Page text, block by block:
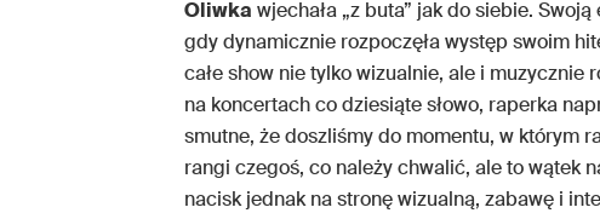
Oliwka wjechała „z buta” jak do siebie.
gdy dynamicznie rozpoczęła występ swoim
całe show nie tylko wizualnie, ale i
na koncertach co dziesiąte słowo, raperka
smutne, że doszliśmy do momentu, w którym
rangi czegoś, co należy chwalić, ale to wątek
nacisk jednak na stronę wizualną, zabawę i